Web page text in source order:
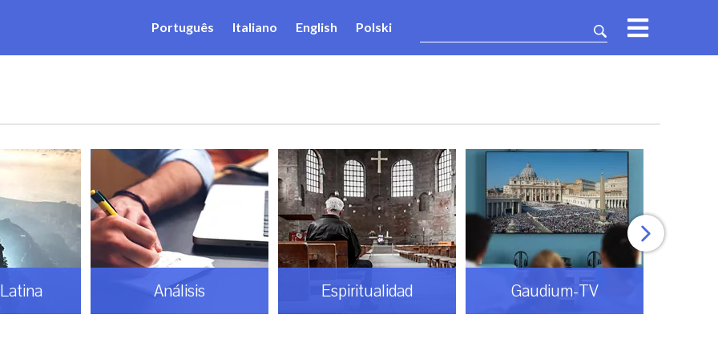
Português Italiano English Polski
Análisis Espiritualidad Gaudium-TV